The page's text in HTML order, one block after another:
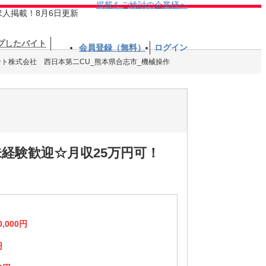
人掲載！8月6日更新
掲載をご検討の企業様へ
したバイト 会員登録（無料） ログイン
ト株式会社 西日本第二CU_熊本県合志市_機械操作
験歓迎☆月収25万円可！
円